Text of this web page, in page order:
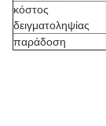
κόστος
δειγματοληψίας
παράδοση